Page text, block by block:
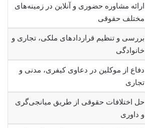
ارائه مشاوره حضوری و آنلاین در زمینه‌های
مختلف حقوقی
بررسی و تنظیم قراردادهای ملکی، تجاری و
خانوادگی
دفاع از موکلین در دعاوی کیفری، مدنی و
تجاری
حل اختلافات حقوقی از طریق میانجی‌گری
و داوری